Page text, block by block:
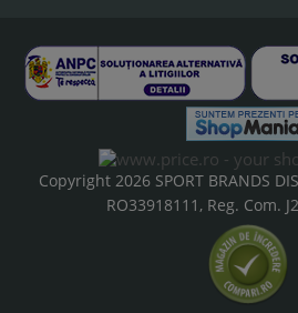
Copyright 2026 SPORT BRANDS
RO33918111, Reg. Com.